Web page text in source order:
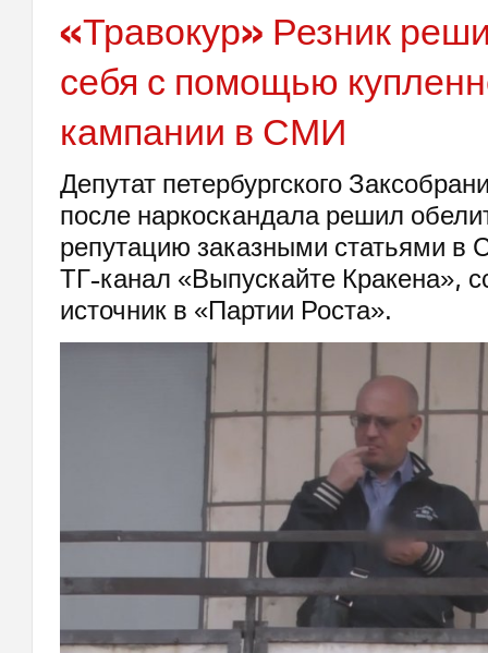
«Травокур» Резник
себя с помощью
кампании в СМИ
Депутат петербургского
после наркоскандала решил
репутацию заказными статьями
ТГ-канал «Выпускайте Кракена»,
источник в «Партии Роста».